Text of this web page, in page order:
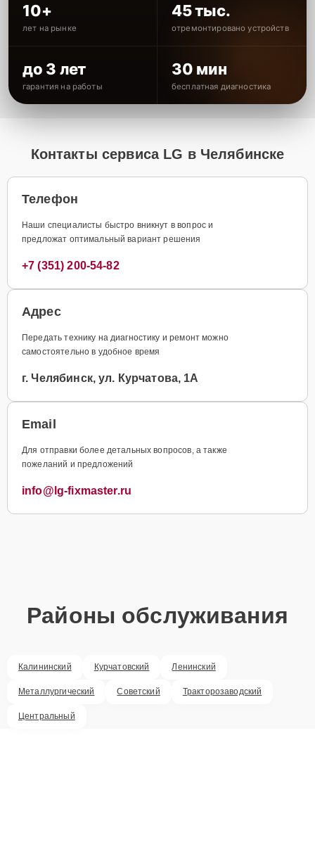
10+
лет на рынке
45 тыс.
отремонтировано устройств
до 3 лет
гарантия на работы
30 мин
бесплатная диагностика
Контакты сервиса LG в Челябинске
Телефон
Наши специалисты быстро вникнут в вопрос и
предложат оптимальный вариант решения
+7 (351) 200-54-82
Адрес
Передать технику на диагностику и ремонт можно
самостоятельно в удобное время
г. Челябинск, ул. Курчатова, 1А
Email
Для отправки более детальных вопросов, а также
пожеланий и предложений
info@lg-fixmaster.ru
Районы обслуживания
Калининский Курчатовский Ленинский
Металлургический Советский Тракторозаводский
Центральный